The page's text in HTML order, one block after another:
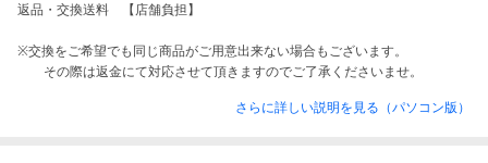
返品・交換送料　【店舗負担】
※交換をご希望でも同じ商品がご用意出来ない場合もございます。
さらに詳しい説明を見る（パソコン版）